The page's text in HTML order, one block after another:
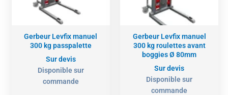
Gerbeur Levfix manuel
300 kg passpalette
Sur devis
Disponible sur
commande
Gerbeur Levfix manuel
300 kg roulettes avant
boggies Ø 80mm
Sur devis
Disponible sur
commande